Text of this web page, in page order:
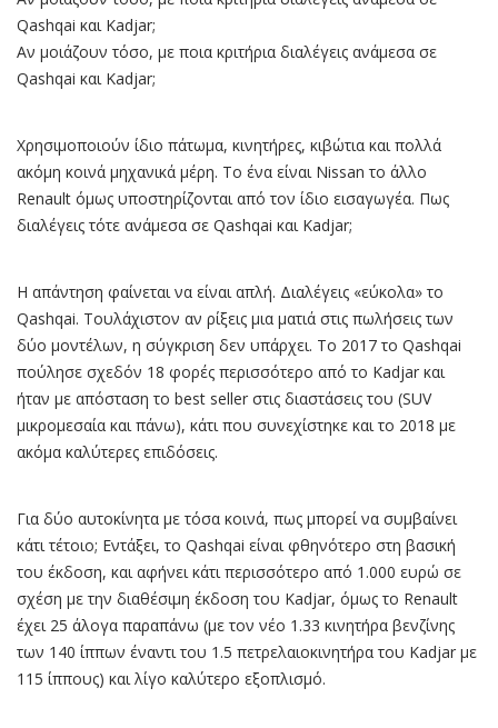
Ιδιο;
Nissan
Qashqai και Kadjar;
Αν μοιάζουν τόσο, με ποια κριτήρια διαλέγεις ανάμεσα σε
Qashqai και Kadjar;
Χρησιμοποιούν ίδιο πάτωμα, κινητήρες, κιβώτια και πολλά
ακόμη κοινά μηχανικά μέρη. Το ένα είναι Nissan το άλλο
Renault όμως υποστηρίζονται από τον ίδιο εισαγωγέα. Πως
διαλέγεις τότε ανάμεσα σε Qashqai και Kadjar;
Η απάντηση φαίνεται να είναι απλή. Διαλέγεις «εύκολα» το
Qashqai. Τουλάχιστον αν ρίξεις μια ματιά στις πωλήσεις των
δύο μοντέλων, η σύγκριση δεν υπάρχει. Το 2017 το Qashqai
πούλησε σχεδόν 18 φορές περισσότερο από το Kadjar και
ήταν με απόσταση το best seller στις διαστάσεις του (SUV
μικρομεσαία και πάνω), κάτι που συνεχίστηκε και το 2018 με
ακόμα καλύτερες επιδόσεις.
Για δύο αυτοκίνητα με τόσα κοινά, πως μπορεί να συμβαίνει
κάτι τέτοιο; Εντάξει, το Qashqai είναι φθηνότερο στη βασική
του έκδοση, και αφήνει κάτι περισσότερο από 1.000 ευρώ σε
σχέση με την διαθέσιμη έκδοση του Kadjar, όμως το Renault
έχει 25 άλογα παραπάνω (με τον νέο 1.33 κινητήρα βενζίνης
των 140 ίππων έναντι του 1.5 πετρελαιοκινητήρα του Kadjar με
115 ίππους) και λίγο καλύτερο εξοπλισμό.